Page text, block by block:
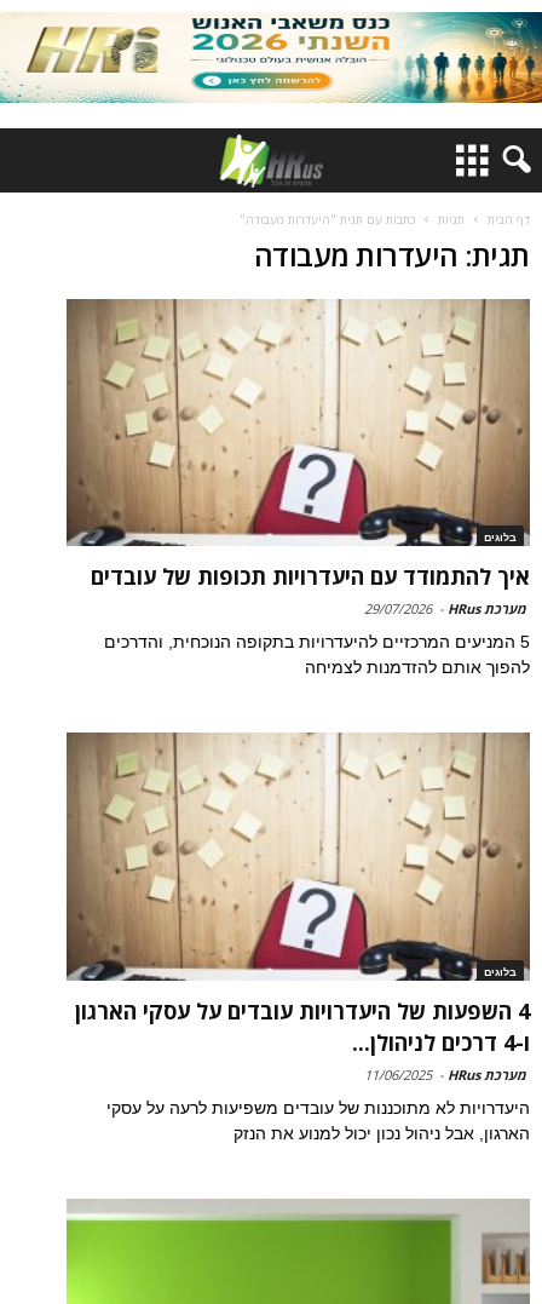
דף הבית תגיות כתבות עם תגית "היעדרות מעבודה"
תגית: היעדרות מעבודה
בלוגים
איך להתמודד עם היעדרויות תכופות של עובדים
מערכת HRus -
29/07/2026
5 המניעים המרכזיים להיעדרויות בתקופה הנוכחית, והדרכים
להפוך אותם להזדמנות לצמיחה
בלוגים
4 השפעות של היעדרויות עובדים על עסקי הארגון
ו-4 דרכים לניהולן...
מערכת HRus -
11/06/2025
היעדרויות לא מתוכננות של עובדים משפיעות לרעה על עסקי
הארגון, אבל ניהול נכון יכול למנוע את הנזק